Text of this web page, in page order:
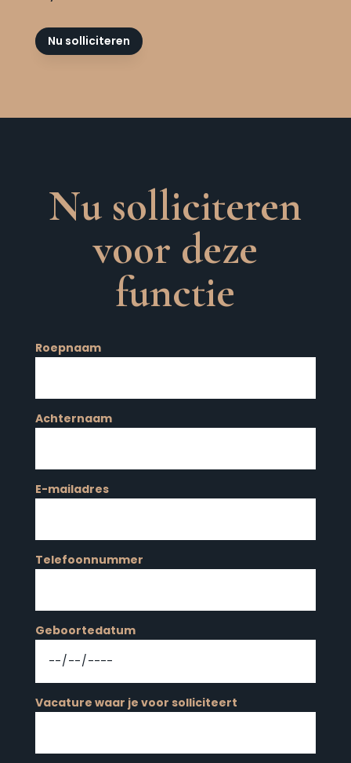
Nu solliciteren
Nu solliciteren
voor deze
functie
Roepnaam
Achternaam
E-mailadres
Telefoonnummer
Geboortedatum
Vacature waar je voor solliciteert